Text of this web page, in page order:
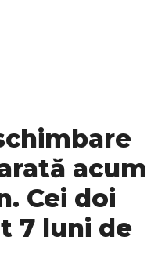
acum
Cei doi
7 luni de